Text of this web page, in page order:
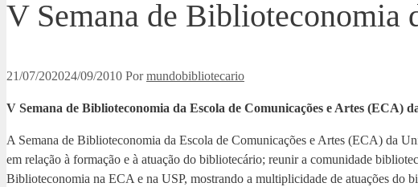
V Semana de Biblioteconomia
21/07/202024/09/2010 Pormundobibliotecario
V Semana de Biblioteconomia da Escola de Comunicações e Artes (ECA)
A Semana de Biblioteconomia da Escola de Comunicações e Artes (ECA) da
em relação à formação e à atuação do bibliotecário; reunir a comunidade
Biblioteconomia na ECA e na USP, mostrando a multiplicidade de atuações do